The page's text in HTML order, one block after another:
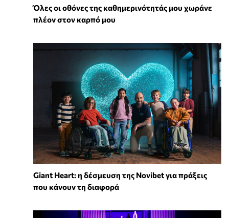
Όλες οι οθόνες της καθημερινότητάς μου χωράνε
πλέον στον καρπό μου
Giant Heart: η δέσμευση της Novibet για πράξεις
που κάνουν τη διαφορά